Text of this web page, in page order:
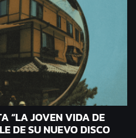
“LA JOVEN VIDA DE
DE SU NUEVO DISCO